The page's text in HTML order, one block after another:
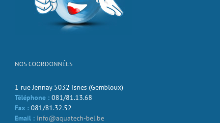
NOS COORDONNÉES
1 rue Jennay 5032 Isnes (Gembloux)
Téléphone : 081/81.13.68
Fax : 081/81.32.52
Email : info@aquatech-bel.be